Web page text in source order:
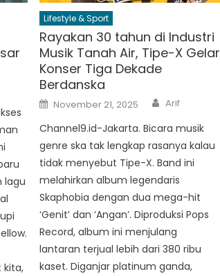
lagu
kita,
Lifestyle & Sport
Rayakan 30 tahun di Industri
Musik Tanah Air, Tipe-X Gelar
Konser Tiga Dekade
Berdanska
Posted
on
November 21, 2025 Author
Arif
Channel9.id-Jakarta. Bicara musik
genre ska tak lengkap rasanya kalau
tidak menyebut Tipe-X. Band ini
melahirkan album legendaris
Skaphobia dengan dua mega-hit
‘Genit’ dan ‘Angan’. Diproduksi Pops
Record, album ini menjulang
lantaran terjual lebih dari 380 ribu
kaset. Diganjar platinum ganda,